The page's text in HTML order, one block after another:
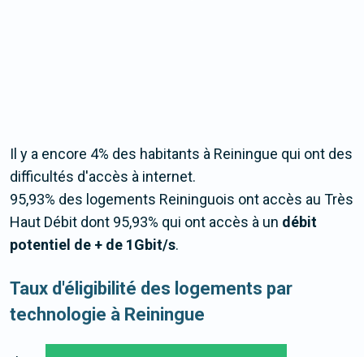
Il y a encore 4% des habitants à Reiningue qui ont des
difficultés d'accès à internet.
95,93% des logements Reininguois ont accès au Très
Haut Débit dont 95,93% qui ont accès à un débit
potentiel de + de 1Gbit/s.
Taux d'éligibilité des logements par
technologie à Reiningue